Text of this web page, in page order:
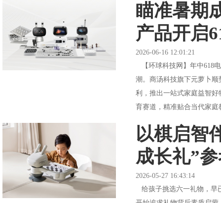
瞄准暑期
产品开启
2026-06-16 12:01:21
【环球科技网】年中618
潮。商汤科技旗下元萝卜
利，推出一站式家庭益智
育赛道，精准贴合当代家
以棋启智
成长礼”
2026-05-27 16:43:14
给孩子挑选六一礼物，早